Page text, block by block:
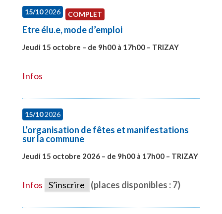
15/102026 COMPLET
Etre élu.e, mode d’emploi
Jeudi 15 octobre – de 9h00 à 17h00 – TRIZAY
Infos
15/102026
L’organisation de fêtes et manifestations
sur la commune
Jeudi 15 octobre 2026 – de 9h00 à 17h00 – TRIZAY
Infos S’inscrire (places disponibles : 7)